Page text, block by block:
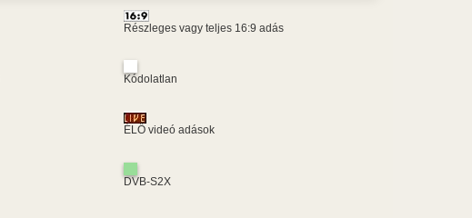
Részleges vagy teljes 16:9 adás
Kódolatlan
ÉLŐ videó adások
DVB-S2X